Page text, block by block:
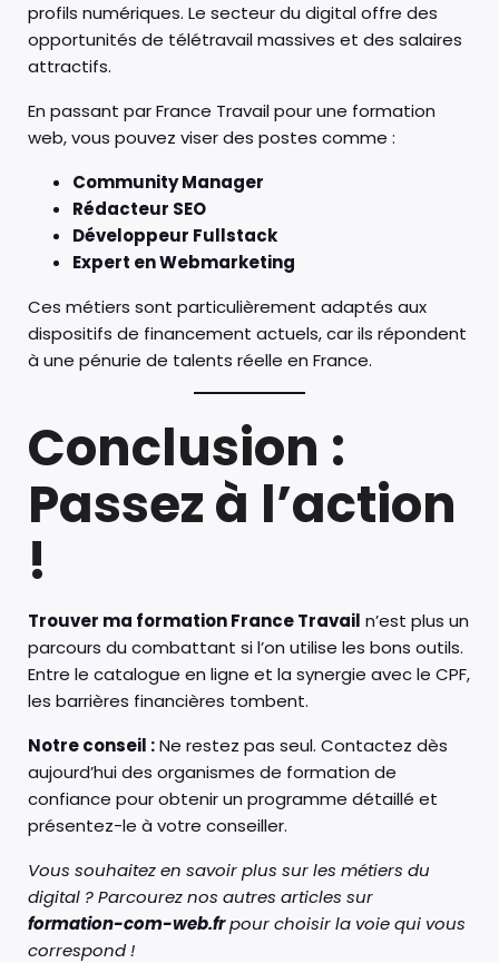
profils numériques. Le secteur du digital offre des
opportunités de télétravail massives et des salaires
attractifs.
En passant par France Travail pour une formation
web, vous pouvez viser des postes comme :
Community Manager
Rédacteur SEO
Développeur Fullstack
Expert en Webmarketing
Ces métiers sont particulièrement adaptés aux
dispositifs de financement actuels, car ils répondent
à une pénurie de talents réelle en France.
Conclusion :
Passez à l’action
!
Trouver ma formation France Travail n’est plus un
parcours du combattant si l’on utilise les bons outils.
Entre le catalogue en ligne et la synergie avec le CPF,
les barrières financières tombent.
Notre conseil :Ne restez pas seul. Contactez dès
aujourd’hui des organismes de formation de
confiance pour obtenir un programme détaillé et
présentez-le à votre conseiller.
Vous souhaitez en savoir plus sur les métiers du
digital ? Parcourez nos autres articles sur
formation-com-web.frpour choisir la voie qui vous
correspond !